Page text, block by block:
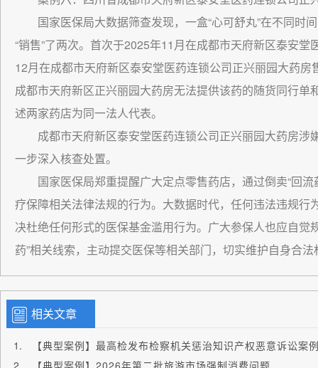
国家医保局大数据筛查发现，一盒“心可舒丸”在不同
“销售”了两次。首次于2025年11月在成都市天府新区泰安
12月在成都市天府新区泰安堂医药连锁公司正兴丽园大药
成都市天府新区正兴丽园大药房无法提供该药的随货同行单
述两家药店为同一法人代表。
成都市天府新区泰安堂医药连锁公司正兴丽园大药房涉
一步深入核查处置。
国家医保局郑重提醒广大定点零售药店，通过倒卖“回
疗保障相关法律法规的行为。大数据时代，任何违法违规
决杜绝任何形式的医保基金滥用行为。广大参保人也应自
药”相关线索，主动提交医保等相关部门，切实维护自身合
相关文章
【典型案例】最高检发布检察机关惩治知识产权恶意诉讼案
【典型案例】2026年第二批旅游市场强制消费问题